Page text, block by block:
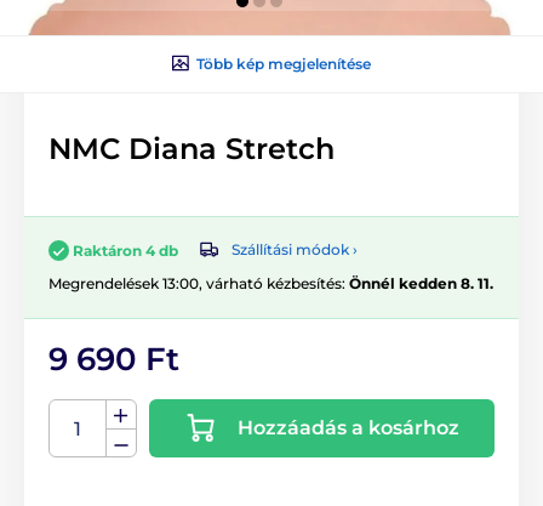
Több kép megjelenítése
NMC Diana Stretch
Raktáron 4 db
Szállítási módok ›
Megrendelések 13:00, várható kézbesítés: Önnél kedden 8. 11.
9 690 Ft
Hozzáadás a kosárhoz